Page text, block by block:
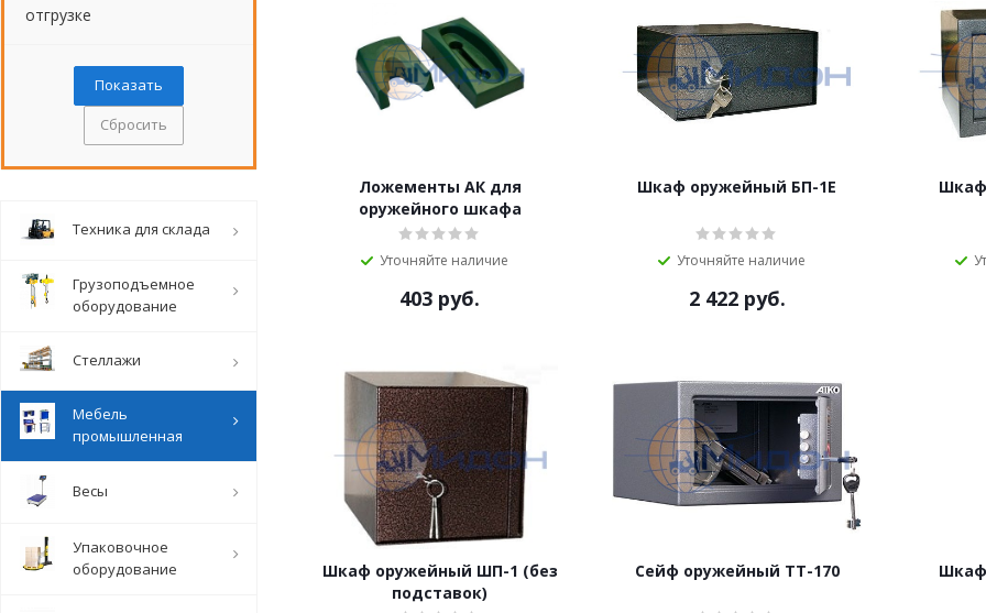
Ложементы АК для
оружейного шкафа
Уточняйте наличие
403 руб.
Шкаф оружейный БП-1Е
Уточняйте наличие
2 422руб.
Шкаф оружейный ШП-1 (без
подставок)
Сейф оружейный TT-170
отгрузке
Сбросить
Техника для склада
Грузоподъемное
оборудование
Стеллажи
Мебель
промышленная
Весы
Упаковочное
оборудование